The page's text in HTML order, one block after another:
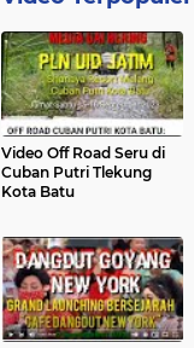
Video Off Road Seru di
Cuban Putri Tlekung
Kota Batu